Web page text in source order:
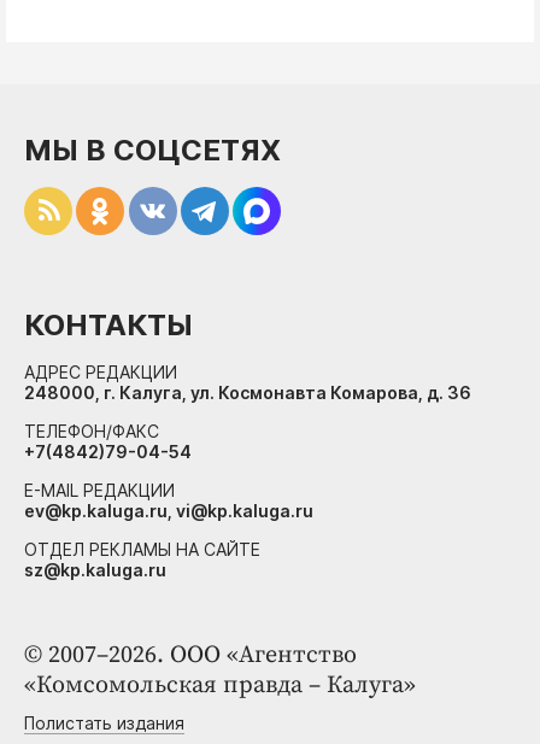
© 2007–2026. ООО «Агентство
«Комсомольская правда – Калуга»
Полистать издания
МЫ В СОЦСЕТЯХ
КОНТАКТЫ
АДРЕС РЕДАКЦИИ
248000, г. Калуга, ул. Космонавта Комарова, д. 36
ТЕЛЕФОН/ФАКС
+7(4842)79-04-54
E-MAIL РЕДАКЦИИ
ev@kp.kaluga.ru, vi@kp.kaluga.ru
ОТДЕЛ РЕКЛАМЫ НА САЙТЕ
sz@kp.kaluga.ru